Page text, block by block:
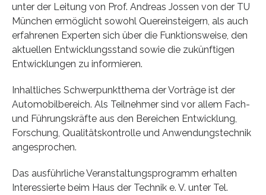
unter der Leitung von Prof. Andreas Jossen von der TU
München ermöglicht sowohl Quereinsteigern, als auch
erfahrenen Experten sich über die Funktionsweise, den
aktuellen Entwicklungsstand sowie die zukünftigen
Entwicklungen zu informieren.
Inhaltliches Schwerpunktthema der Vorträge ist der
Automobilbereich. Als Teilnehmer sind vor allem Fach-
und Führungskräfte aus den Bereichen Entwicklung,
Forschung, Qualitätskontrolle und Anwendungstechnik
angesprochen.
Das ausführliche Veranstaltungsprogramm erhalten
Interessierte beim Haus der Technik e. V. unter Tel.